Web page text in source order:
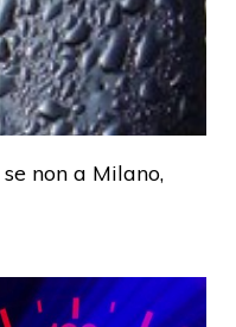
non a Milano,